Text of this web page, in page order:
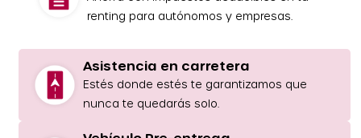
renting para autónomos y empresas.
Asistencia en carretera
Estés donde estés te garantizamos que
nunca te quedarás solo.